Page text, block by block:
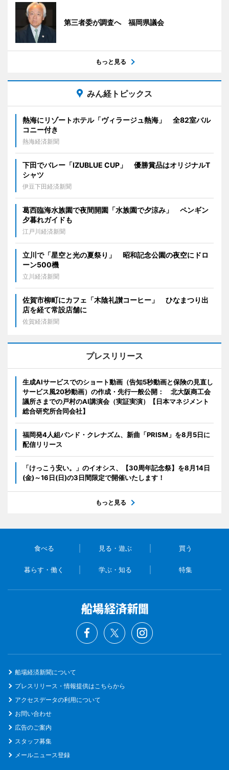
第三者委が調査へ 福岡県議会
もっと見る
みん経トピックス
熱海にリゾートホテル「ヴィラージュ熱海」 全82室バル
コニー付き
熱海経済新聞
下田でバレー「IZUBLUE CUP」 優勝賞品はオリジナルT
シャツ
伊豆下田経済新聞
葛西臨海水族園で夜間開園「水族園で夕涼み」 ペンギン
夕暮れガイドも
江戸川経済新聞
立川で「星空と光の夏祭り」 昭和記念公園の夜空にドロ
ーン500機
立川経済新聞
佐賀市柳町にカフェ「木陰礼讃コーヒー」 ひなまつり出
店を経て常設店舗に
佐賀経済新聞
プレスリリース
生成AIサービスでのショート動画（告知5秒動画と保険の見直し
サービス風20秒動画）の作成・先行一般公開： 北大阪商工会
議所さまでの戸村のAI講演会（実証実演）【日本マネジメント
総合研究所合同会社】
福岡発4人組バンド・クレナズム、新曲「PRISM」を8月5日に
配信リリース
「けっこう安い。」のイオシス、【30周年記念祭】を8月14日
(金)～16日(日)の3日間限定で開催いたします！
もっと見る
食べる 見る・遊ぶ 買う
暮らす・働く 学ぶ・知る 特集
船場経済新聞について
プレスリリース・情報提供はこちらから
アクセスデータの利用について
お問い合わせ
広告のご案内
スタッフ募集
メールニュース登録